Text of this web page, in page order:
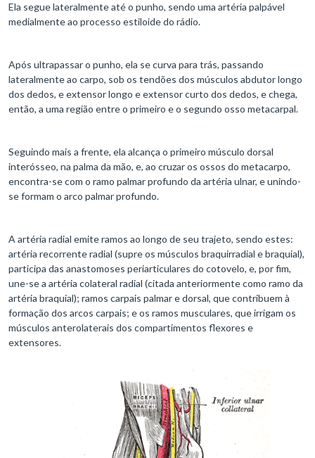
Ela segue lateralmente até o punho, sendo uma artéria palpável
medialmente ao processo estiloide do rádio.
Após ultrapassar o punho, ela se curva para trás, passando
lateralmente ao carpo, sob os tendões dos músculos abdutor longo
dos dedos, e extensor longo e extensor curto dos dedos, e chega,
então, a uma região entre o primeiro e o segundo osso metacarpal.
Seguindo mais a frente, ela alcança o primeiro músculo dorsal
interósseo, na palma da mão, e, ao cruzar os ossos do metacarpo,
encontra-se com o ramo palmar profundo da artéria ulnar, e unindo-
se formam o arco palmar profundo.
A artéria radial emite ramos ao longo de seu trajeto, sendo estes:
artéria recorrente radial (supre os músculos braquirradial e braquial),
participa das anastomoses periarticulares do cotovelo, e, por fim,
une-se a artéria colateral radial (citada anteriormente como ramo da
artéria braquial); ramos carpais palmar e dorsal, que contribuem à
formação dos arcos carpais; e os ramos musculares, que irrigam os
músculos anterolaterais dos compartimentos flexores e
extensores.